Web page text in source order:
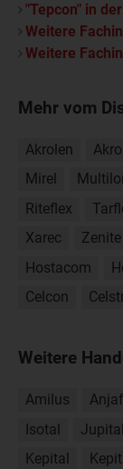
"Tepcon" in
Weitere
Weitere
Mehr vom
Akrolen
Mirel
Riteflex
Xarec
Zenite
Hostacom
Celcon
Weitere
Amilus
Isotal
Jupital
Kepital